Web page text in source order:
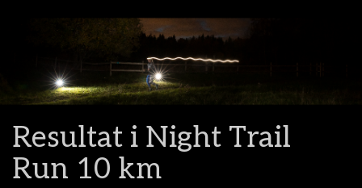
Resultat i Night Trail
Run 10 km